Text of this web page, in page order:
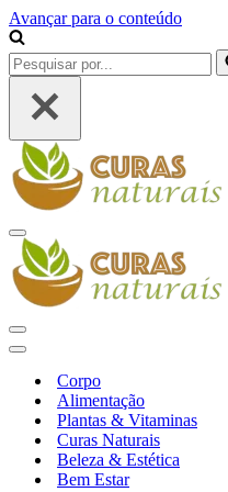
Avançar para o conteúdo
Pesquisar
por...
Menu
de
navegação
Menu
de
Menu
navegação
Corpo
Alimentação
Plantas & Vitaminas
Curas Naturais
Beleza & Estética
Bem Estar